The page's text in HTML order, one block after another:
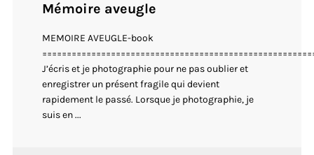
Mémoire aveugle
MEMOIRE AVEUGLE-book
J’écris et je photographie pour ne pas oublier et
enregistrer un présent fragile qui devient
rapidement le passé. Lorsque je photographie, je
suis en ...